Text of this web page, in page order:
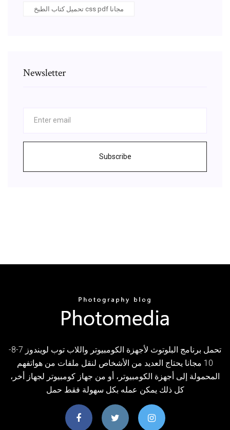
تحميل كتاب الطبخ css pdf مجانا
Newsletter
Subscribe
تحمل برنامج البلوتوث لأجهزة الكومبيوتر واللاب توب لويندوز 7-8-
10 مجانا يحتاج العديد من الأشخاص لنقل ملفات من هواتفهم
المحمولة إلى أجهزة الكومبيوتر، أو من جهاز كومبيوتر لجهاز أخر،
كل ذلك يمكن عمله بكل سهولة فقط حمل